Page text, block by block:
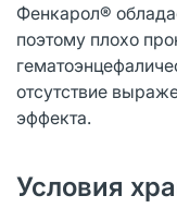
Фенкарол®
поэтому плохо
отсутствие
эффекта.
Условия